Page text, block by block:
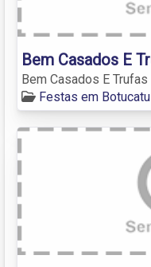
Bem Casados E
Bem Casados E Trufas
Festas em Botucatu